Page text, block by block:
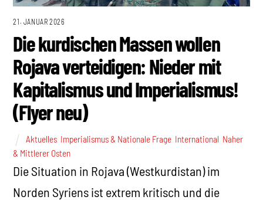
21. JANUAR 2026
Die kurdischen Massen wollen
Rojava verteidigen: Nieder mit
Kapitalismus und Imperialismus!
(Flyer neu)
Aktuelles Imperialismus & Nationale Frage International Naher
& Mittlerer Osten
Die Situation in Rojava (Westkurdistan) im
Norden Syriens ist extrem kritisch und die